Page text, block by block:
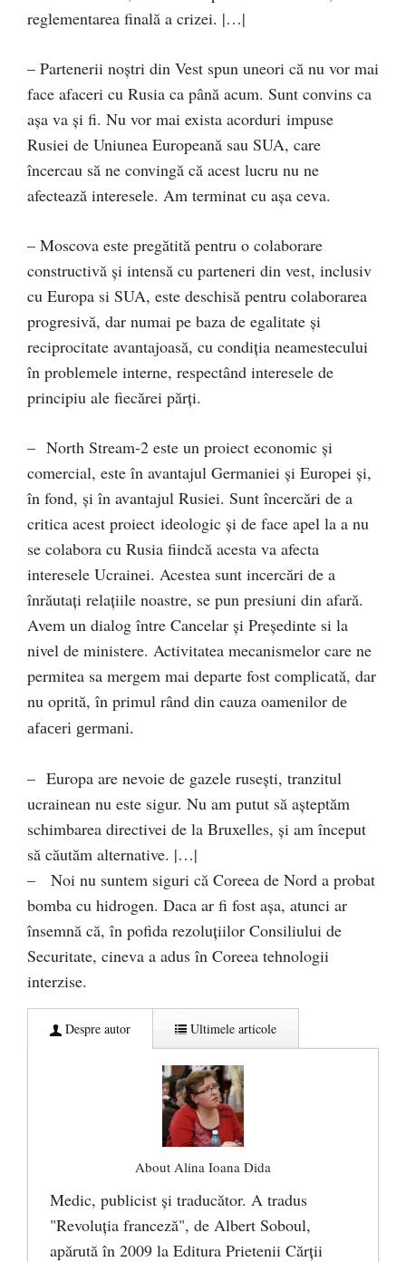
reglementarea finală a crizei. |…|
– Partenerii noştri din Vest spun uneori că nu vor mai
face afaceri cu Rusia ca până acum. Sunt convins ca
aşa va și fi. Nu vor mai exista acorduri impuse
Rusiei de Uniunea Europeană sau SUA, care
încercau să ne convingă că acest lucru nu ne
afectează interesele. Am terminat cu așa ceva.
– Moscova este pregătită pentru o colaborare
constructivă şi intensă cu parteneri din vest, inclusiv
cu Europa si SUA, este deschisă pentru colaborarea
progresivă, dar numai pe baza de egalitate şi
reciprocitate avantajoasă, cu condiţia neamestecului
în problemele interne, respectând interesele de
principiu ale fiecărei părţi.
– North Stream-2 este un proiect economic și
comercial, este în avantajul Germaniei şi Europei și,
în fond, și în avantajul Rusiei. Sunt încercări de a
critica acest proiect ideologic şi de face apel la a nu
se colabora cu Rusia fiindcă acesta va afecta
interesele Ucrainei. Acestea sunt incercări de a
înrăutaţi relaţiile noastre, se pun presiuni din afară.
Avem un dialog între Cancelar şi Preşedinte si la
nivel de ministere. Activitatea mecanismelor care ne
permitea sa mergem mai departe fost complicată, dar
nu oprită, în primul rând din cauza oamenilor de
afaceri germani.
– Europa are nevoie de gazele ruseşti, tranzitul
ucrainean nu este sigur. Nu am putut să aşteptăm
schimbarea directivei de la Bruxelles, şi am început
să căutăm alternative. |…|
– Noi nu suntem siguri că Coreea de Nord a probat
bomba cu hidrogen. Daca ar fi fost aşa, atunci ar
însemnă că, în pofida rezoluțiilor Consiliului de
Securitate, cineva a adus în Coreea tehnologii
interzise.
Despre autor Ultimele articole
About Alina Ioana Dida
Medic, publicist şi traducător. A tradus
"Revoluţia franceză", de Albert Soboul,
apărută în 2009 la Editura Prietenii Cărţii